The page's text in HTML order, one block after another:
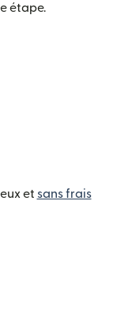
étape.
et sans frais